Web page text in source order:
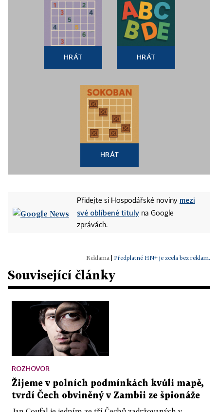
HRÁT HRÁT
HRÁT
Přidejte si Hospodářské noviny mezi
své oblíbené tituly na Google
zprávách.
Předplatné HN+ je zcela bez reklam.
Související články
ROZHOVOR
Žijeme v polních podmínkách kvůli mapě,
tvrdí Čech obviněný v Zambii ze špionáže